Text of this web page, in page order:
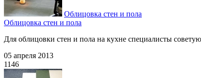
Облицовка стен и пола
Облицовка стен и пола
Для облицовки стен и пола на кухне специалисты
05 апреля 2013
1146